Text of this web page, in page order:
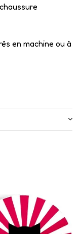
en machine ou à